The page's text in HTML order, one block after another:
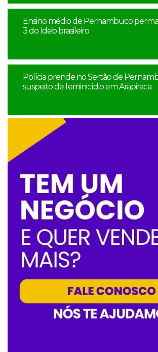
Ensino médio de Pernambuco
3 do Ideb brasileiro
Polícia prende no Sertão de
suspeito de feminicídio em Arapiraca